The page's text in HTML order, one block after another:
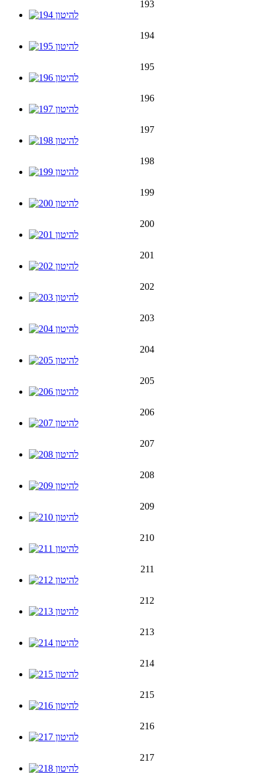
193
194
195
196
197
198
199
200
201
202
203
204
205
206
207
208
209
210
211
212
213
214
215
216
217